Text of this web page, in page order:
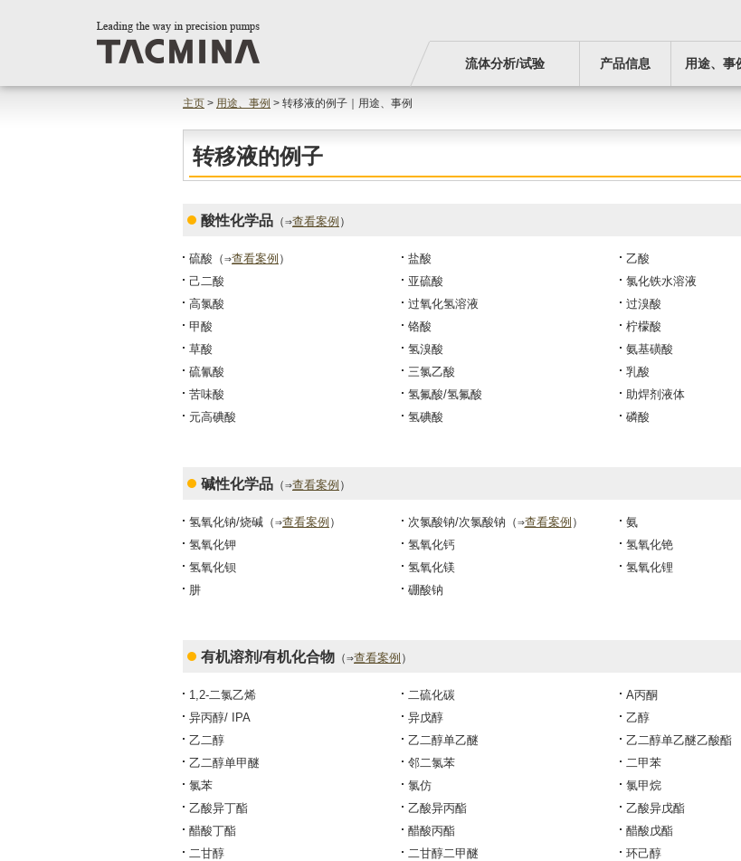
流体分析/试验 产品信息 用途、事
主页 > 用途、事例 > 转移液的例子｜用途、事例
转移液的例子
酸性化学品 （⇒查看案例 ）
硫酸 （⇒查看案例 ） 盐酸 乙酸
己二酸
亚硫酸 氯化铁水溶液
高氯酸
过氧化氢溶液 过溴酸
甲酸
铬酸 柠檬酸
草酸
氢溴酸 氨基磺酸
硫氰酸
三氯乙酸 乳酸
苦味酸
氢氟酸/氢氟酸 助焊剂液体
元高碘酸
氢碘酸
磷酸
碱性化学品 （⇒查看案例 ）
氢氧化钠/烧碱 （⇒查看案例 ） 次氯酸钠/次氯酸钠 （⇒查看案例 ） 氨
氢氧化钾
氢氧化钙 氢氧化铯
氢氧化钡
氢氧化镁 氢氧化锂
肼
硼酸钠
有机溶剂/有机化合物 （⇒查看案例 ）
1,2-二氯乙烯 二硫化碳 A丙酮
异丙醇/ IPA
异戊醇 乙醇
乙二醇
乙二醇单乙醚 乙二醇单乙醚乙酸酯
乙二醇单甲醚
邻二氯苯 二甲苯
氯苯
氯仿 氯甲烷
乙酸异丁酯
乙酸异丙酯 乙酸异戊酯
醋酸丁酯
醋酸丙酯 醋酸戊酯
二甘醇
二甘醇二甲醚 环己醇